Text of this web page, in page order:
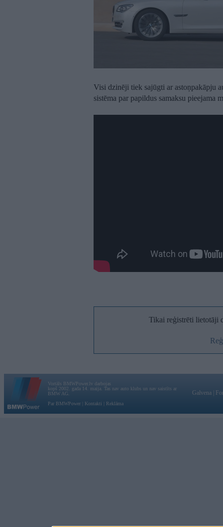
Visi dzinēji tiek sajūgti ar astoņpakāpju
sistēma par papildus samaksu pieejama
Tikai reģistrēti lietotāji
Vortāls BMWPower.lv darbojas
kopš 2002. gada 14. maija. Tas nav auto klubs un nav saistīts ar
BMW AG.
Par BMWPower
Kontakti Reklāma
Galvena